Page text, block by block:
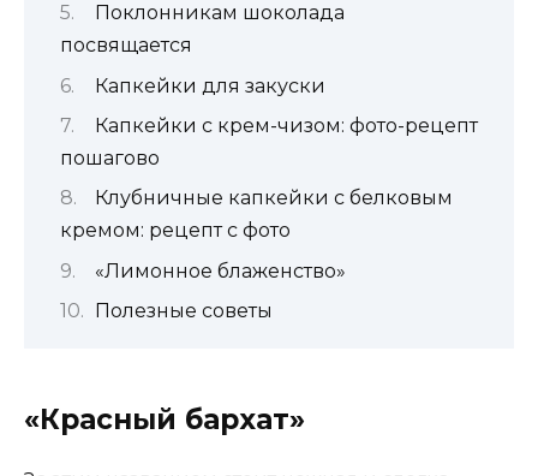
Поклонникам шоколада
посвящается
Капкейки для закуски
Капкейки с крем-чизом: фото-рецепт
пошагово
Клубничные капкейки с белковым
кремом: рецепт с фото
«Лимонное блаженство»
Полезные советы
«Красный бархат»